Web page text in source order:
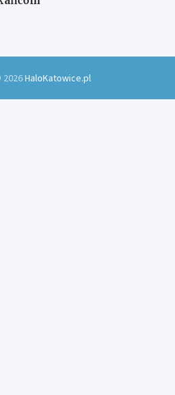
HaloKatowice.pl